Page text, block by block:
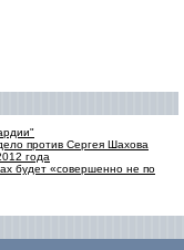
против Сергея Шахова
года
будет «совершенно не по